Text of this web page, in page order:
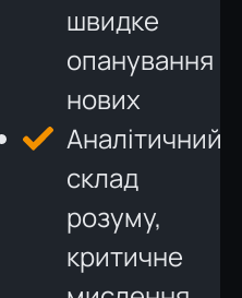
швидке
опанування
нових
Аналітичний
склад
розуму,
критичне